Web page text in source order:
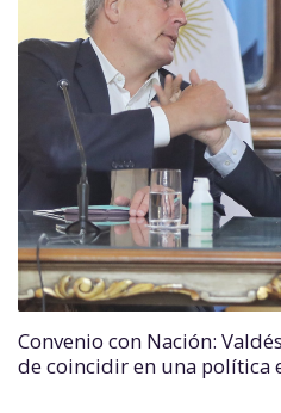
Convenio con Nación:
de coincidir en una política